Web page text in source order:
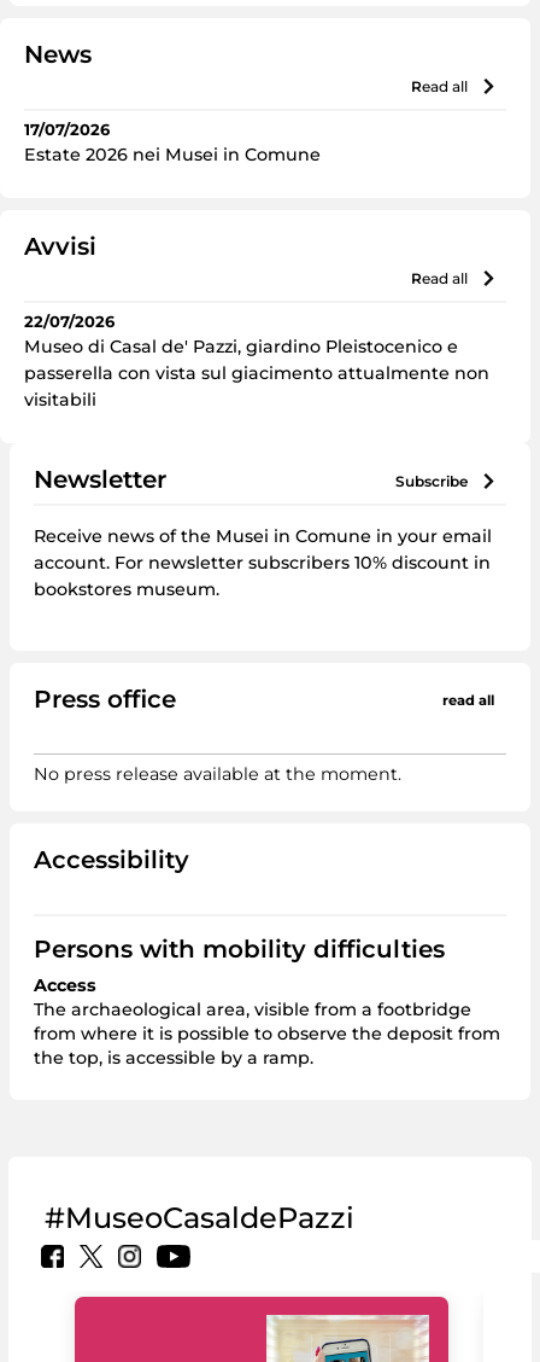
News
read all
17/07/2026
Estate 2026 nei Musei in Comune
Avvisi
read all
22/07/2026
Museo di Casal de' Pazzi, giardino Pleistocenico e
passerella con vista sul giacimento attualmente non
visitabili
Newsletter subscribe
Receive news of the Musei in Comune in your email
account. For newsletter subscribers 10% discount in
bookstores museum.
Press office read all
No press release available at the moment.
Accessibility
Persons with mobility difficulties
Access
The archaeological area, visible from a footbridge
from where it is possible to observe the deposit from
the top, is accessible by a ramp.
#MuseoCasaldePazzi